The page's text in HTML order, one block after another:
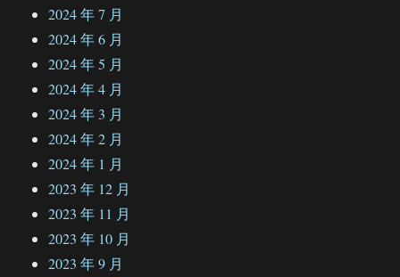
2024 年 7 月
2024 年 6 月
2024 年 5 月
2024 年 4 月
2024 年 3 月
2024 年 2 月
2024 年 1 月
2023 年 12 月
2023 年 11 月
2023 年 10 月
2023 年 9 月